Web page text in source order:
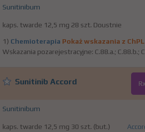
Sunitinibum
kaps. twarde 12,5 mg 28 szt. Doustnie
1) Chemioterapia Pokaż wskazania z ChPL
Wskazania pozarejestracyjne: C.88.a.; C.88.b.;
Sunitinib Accord Rx
Sunitinibum
kaps. twarde 12,5 mg 30 szt. (but.)